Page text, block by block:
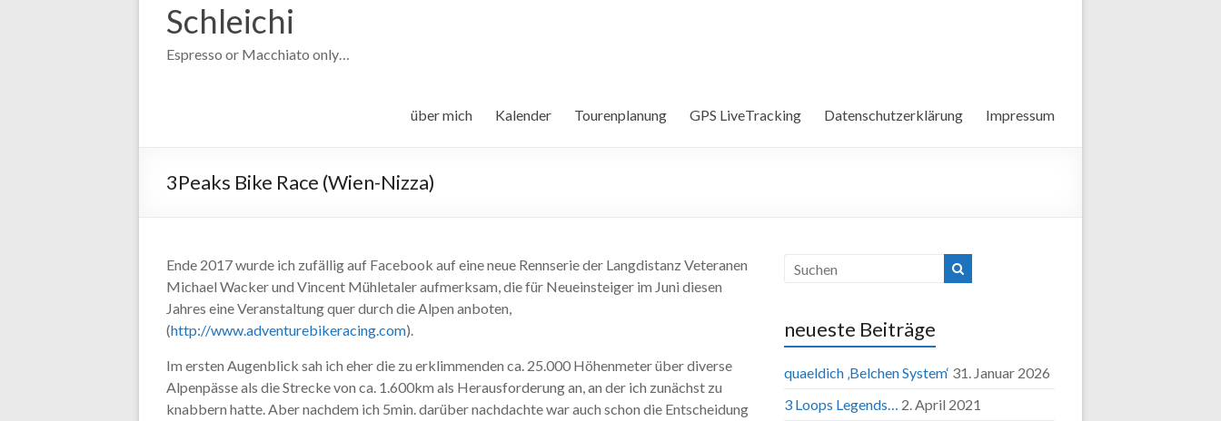
Schleichi
Espresso or Macchiato only…
über mich Kalender Tourenplanung GPS LiveTracking Datenschutzerklärung Impressum
3Peaks Bike Race (Wien-Nizza)
Ende 2017 wurde ich zufällig auf Facebook auf eine neue Rennserie der Langdistanz Veteranen
Michael Wacker und Vincent Mühletaler aufmerksam, die für Neueinsteiger im Juni diesen
Jahres eine Veranstaltung quer durch die Alpen anboten,
(http://www.adventurebikeracing.com).
Im ersten Augenblick sah ich eher die zu erklimmenden ca. 25.000 Höhenmeter über diverse
Alpenpässe als die Strecke von ca. 1.600km als Herausforderung an, an der ich zunächst zu
knabbern hatte. Aber nachdem ich 5min. darüber nachdachte war auch schon die Entscheidung
neueste Beiträge
quaeldich ‚Belchen System‘ 31. Januar 2026
3 Loops Legends… 2. April 2021